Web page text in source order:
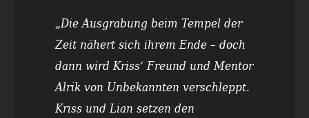
„Die Ausgrabung beim Tempel der
Zeit nähert sich ihrem Ende – doch
dann wird Kriss‘ Freund und Mentor
Alrik von Unbekannten verschleppt.
Kriss und Lian setzen den